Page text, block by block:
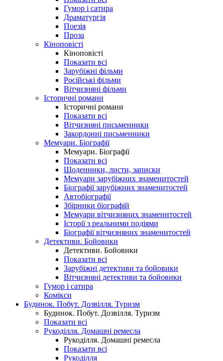
Гумор і сатира
Драматургія
Поезія
Проза
Кіноповісті
Кіноповісті
Показати всі
Зарубіжні фільми
Російські фільми
Вітчизняні фільми
Історичні романи
Історичні романи
Показати всі
Вітчизняні письменники
Закордонні письменники
Мемуари. Біографії
Мемуари. Біографії
Показати всі
Щоденники, листи, записки
Мемуари зарубіжних знаменитостей
Біографії зарубіжних знаменитостей
Автобіографії
Збірники біографій
Мемуари вітчизняних знаменитостей
Історії з реальними подіями
Біографії вітчизняних знаменитостей
Детективи. Бойовики
Детективи. Бойовики
Показати всі
Зарубіжні детективи та бойовики
Вітчизняні детективи та бойовики
Гумор і сатира
Комікси
Будинок. Побут. Дозвілля. Туризм
Будинок. Побут. Дозвілля. Туризм
Показати всі
Рукоділля. Домашні ремесла
Рукоділля. Домашні ремесла
Показати всі
Рукоділля